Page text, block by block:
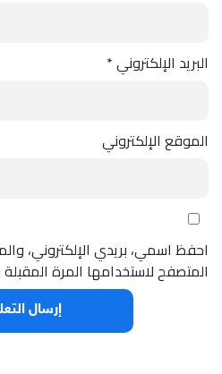
البريد الإلكتروني*
الموقع الإلكتروني
احفظ اسمي، بريدي الإلكتروني،
المتصفح لاستخدامها المرة